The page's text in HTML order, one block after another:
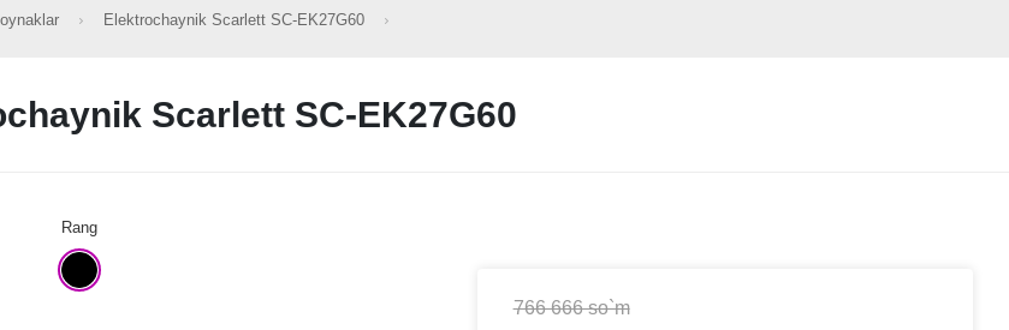
Elektrochaynik Scarlett SC-EK27G60
Scarlett SC-EK27G60
766 666 so`m
Rang